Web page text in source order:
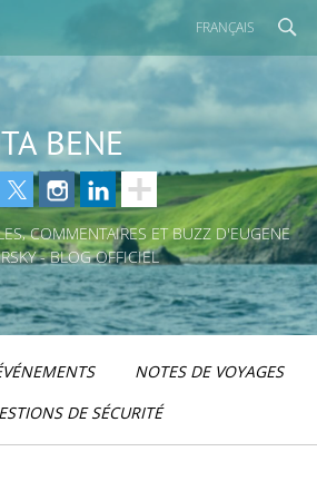
FRANÇAIS
BENE
COMMENTAIRES ET BUZZ D'EUGENE
- BLOG OFFICIEL
NOTES DE VOYAGES
DE SÉCURITÉ